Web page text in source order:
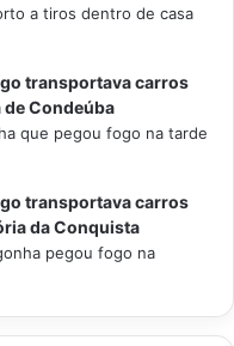
a tiros dentro de casa
transportava carros
Condeúba
que pegou fogo na tarde
transportava carros
da Conquista
pegou fogo na